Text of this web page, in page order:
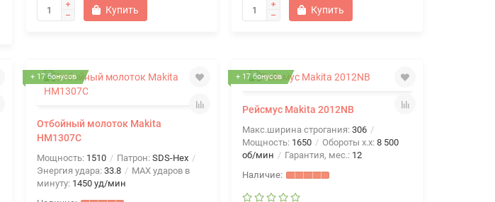
Купить Купить
+ 17 бонусов
Отбойный молоток Makita
HM1307C
Мощность: 1510 Патрон: SDS-Hex
Энергия удара: 33.8
MAX ударов в
минуту: 1450 уд/мин
+ 17 бонусов
Рейсмус Makita 2012NB
Макс.ширина строгания: 306
Мощность: 1650 Обороты х.х: 8 500
об/мин
Гарантия, мес.: 12